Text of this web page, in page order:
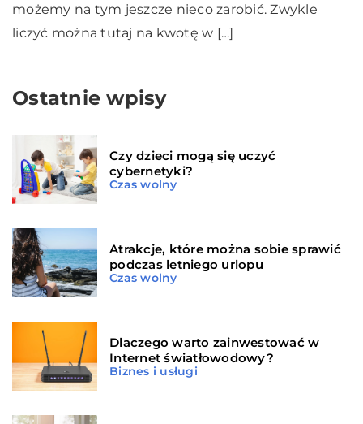
możemy na tym jeszcze nieco zarobić. Zwykle
liczyć można tutaj na kwotę w […]
Ostatnie wpisy
Czy dzieci mogą się uczyć
cybernetyki?
Czas wolny
Atrakcje, które można sobie sprawić
podczas letniego urlopu
Czas wolny
Dlaczego warto zainwestować w
Internet światłowodowy?
Biznes i usługi